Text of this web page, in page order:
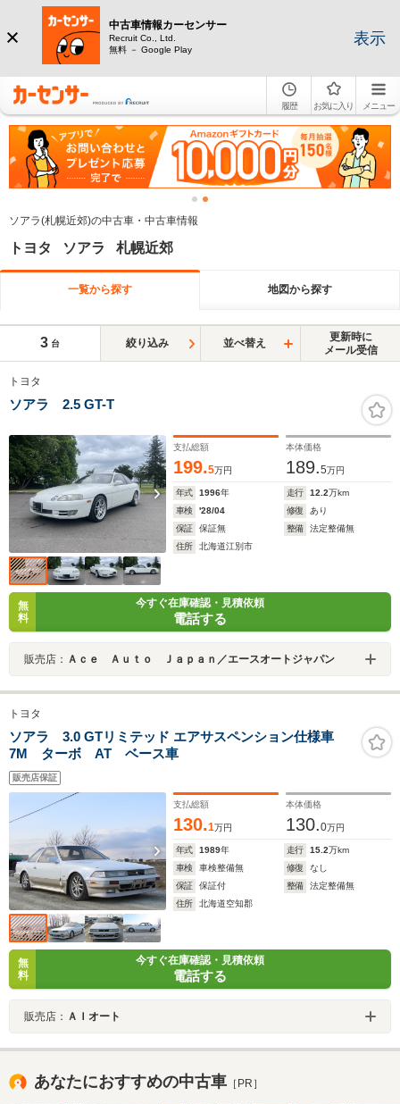
中古車情報カーセンサー
Recruit Co., Ltd.
無料 － Google Play
表示
履歴 お気に入り メニュー
ソアラ(札幌近郊)の中古車・中古車情報
トヨタ ソアラ 札幌近郊
一覧から探す 地図から探す
3 台 絞り込み 並べ替え
更新時に
メール受信
トヨタ
ソアラ 2.5 GT-T
支払総額
199.5万円
本体価格
189.5万円
年式 1996年 走行 12.2万km
車検
'28/04 修復
あり
保証
保証無 整備
法定整備無
住所
北海道江別市
無
料
今すぐ在庫確認・見積依頼
電話する
販売店： Ａｃｅ Ａｕｔｏ Ｊａｐａｎ／エースオートジャパン
トヨタ
ソアラ 3.0 GTリミテッド エアサスペンション仕様車
7M ターボ AT ベース車
販売店保証
支払総額
130.1万円
本体価格
130.0万円
年式 1989年 走行 15.2万km
車検
車検整備無 修復
なし
保証
保証付 整備
法定整備無
住所
北海道空知郡
無
料
今すぐ在庫確認・見積依頼
電話する
販売店： ＡＩオート
あなたにおすすめの中古車 ［PR］